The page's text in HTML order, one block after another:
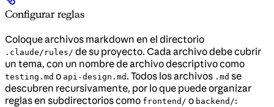
Configurar reglas
Coloque archivos markdown en el directorio
.claude/rules/ de su proyecto. Cada archivo debe cubrir
un tema, con un nombre de archivo descriptivo como
testing.md o api-design.md . Todos los archivos .md se
descubren recursivamente, por lo que puede organizar
reglas en subdirectorios como frontend/ o backend/: